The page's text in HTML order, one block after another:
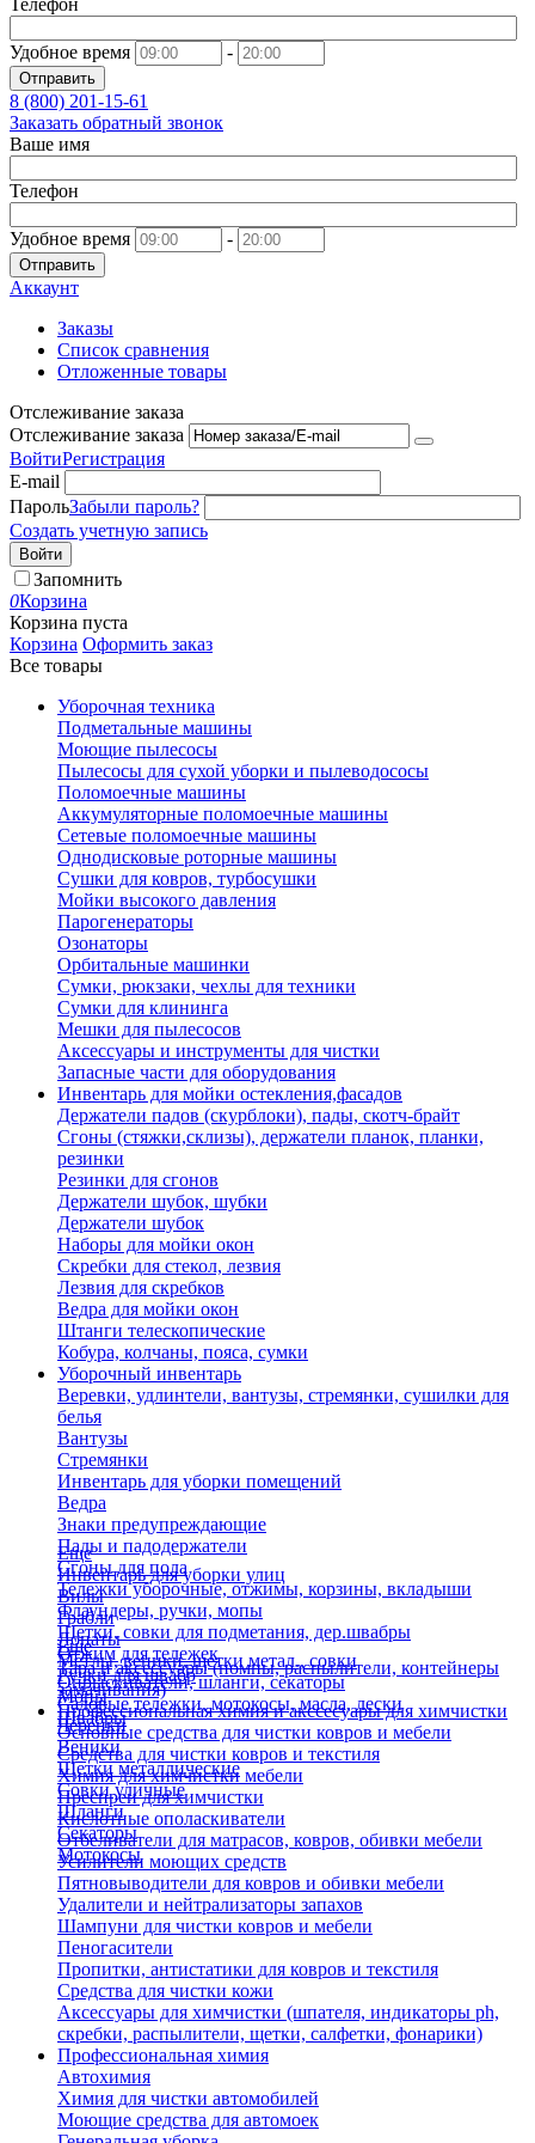
Телефон
Удобное время -
Отправить
8 (800) 201-15-61
Заказать обратный звонок
Ваше имя
Телефон
Удобное время -
Отправить
Аккаунт
Заказы
Список сравнения
Отложенные товары
Отслеживание заказа
Отслеживание заказа
ВойтиРегистрация
E-mail
ПарольЗабыли пароль?
Создать учетную запись
Войти
Запомнить
0Корзина
Корзина пуста
Корзина Оформить заказ
Все товары
Уборочная техника
Подметальные машины
Моющие пылесосы
Пылесосы для сухой уборки и пылеводососы
Поломоечные машины
Аккумуляторные поломоечные машины
Сетевые поломоечные машины
Однодисковые роторные машины
Сушки для ковров, турбосушки
Мойки высокого давления
Парогенераторы
Озонаторы
Орбитальные машинки
Сумки, рюкзаки, чехлы для техники
Сумки для клининга
Мешки для пылесосов
Аксессуары и инструменты для чистки
Запасные части для оборудования
Инвентарь для мойки остекления,фасадов
Держатели падов (скурблоки), пады, скотч-брайт
Сгоны (стяжки,склизы), держатели планок, планки,
резинки
Резинки для сгонов
Держатели шубок, шубки
Держатели шубок
Наборы для мойки окон
Скребки для стекол, лезвия
Лезвия для скребков
Ведра для мойки окон
Штанги телескопические
Кобура, колчаны, пояса, сумки
Уборочный инвентарь
Веревки, удлинтели, вантузы, стремянки, сушилки для
белья
Вантузы
Стремянки
Инвентарь для уборки помещений
Ведра
Знаки предупреждающие
Пады и падодержатели
Сгоны для пола
Тележки уборочные, отжимы, корзины, вкладыши
Флаундеры, ручки, мопы
Щетки, совки для подметания, дер.швабры
Отжим для тележек
Ручки для швабр
Мопы
Швабры
Еще
Инвентарь для уборки улиц
Вилы
Грабли
Лопаты
Метлы, веники, щетки метал., совки
Опрыскиватели, шланги, секаторы
Садовые тележки, мотокосы, масла, лески
Черенки
Веники
Щетки металлические
Совки уличные
Шланги
Секаторы
Мотокосы
Еще
Тара и аксессуары (помпы, распылители, контейнеры
замачивания)
Профессиональная химия и акссесуары для химчистки
Основные средства для чистки ковров и мебели
Средства для чистки ковров и текстиля
Химия для химчистки мебели
Преспреи для химчистки
Кислотные ополаскиватели
Отбеливатели для матрасов, ковров, обивки мебели
Усилители моющих средств
Пятновыводители для ковров и обивки мебели
Удалители и нейтрализаторы запахов
Шампуни для чистки ковров и мебели
Пеногасители
Пропитки, антистатики для ковров и текстиля
Средства для чистки кожи
Аксессуары для химчистки (шпателя, индикаторы ph,
скребки, распылители, щетки, салфетки, фонарики)
Профессиональная химия
Автохимия
Химия для чистки автомобилей
Моющие средства для автомоек